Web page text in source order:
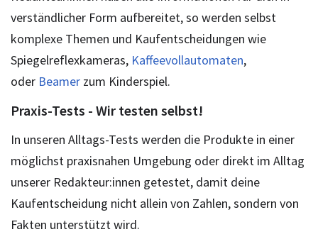
verständlicher Form aufbereitet, so werden selbst
komplexe Themen und Kaufentscheidungen wie
Spiegelreflexkameras, Kaffeevollautomaten,
oder Beamer zum Kinderspiel.
Praxis-Tests - Wir testen selbst!
In unseren Alltags-Tests werden die Produkte in einer
möglichst praxisnahen Umgebung oder direkt im Alltag
unserer Redakteur:innen getestet, damit deine
Kaufentscheidung nicht allein von Zahlen, sondern von
Fakten unterstützt wird.